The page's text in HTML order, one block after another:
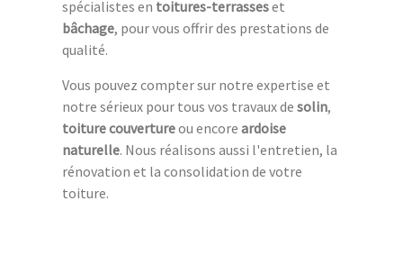
spécialistes en toitures-terrasseset
bâchage, pour vous offrir des prestations de
qualité.
Vous pouvez compter sur notre expertise et
notre sérieux pour tous vos travaux de solin,
toiture couvertureou encore ardoise
naturelle. Nous réalisons aussi l'entretien, la
rénovation et la consolidation de votre
toiture.